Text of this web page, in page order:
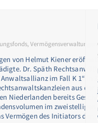
,
von Helmut Kiener
Dr. Späth
im Fall K 1“ in
aus der
Niederlanden bereits
im
Vermögen des Initiators